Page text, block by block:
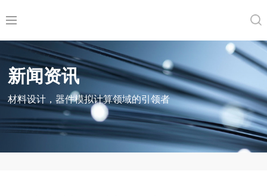
新闻资讯
材料设计，器件模拟计算领域的引领者